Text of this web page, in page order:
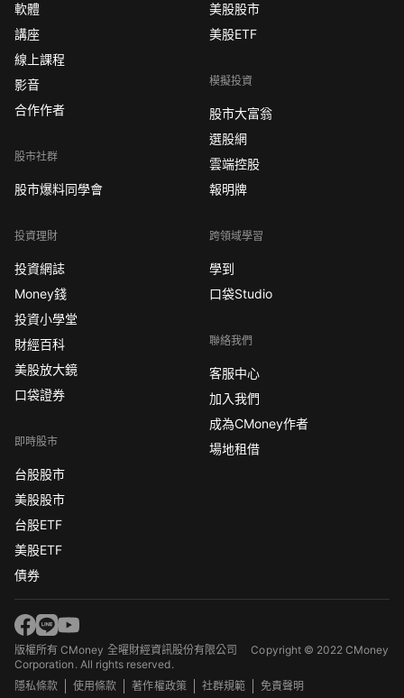
軟體
講座
線上課程
影音
合作作者
股市社群
股市爆料同學會
投資理財
投資網誌
Money錢
投資小學堂
財經百科
美股放大鏡
口袋證券
即時股市
台股股市
美股股市
台股ETF
美股ETF
債券
美股股市
美股ETF
模擬投資
股市大富翁
選股網
雲端控股
報明牌
跨領域學習
學到
口袋Studio
聯絡我們
客服中心
加入我們
成為CMoney作者
場地租借
版權所有 CMoney 全曜財經資訊股份有限公司Copyright © 2022 CMoney
Corporation. All rights reserved.
隱私條款
使用條款 著作權政策 社群規範 免責聲明